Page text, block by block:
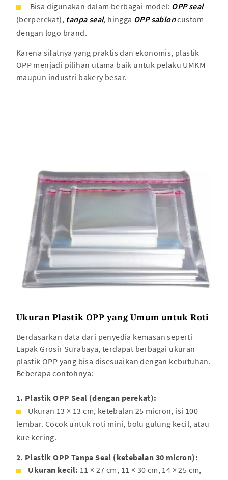
Bisa digunakan dalam berbagai model: OPP seal
(berperekat), tanpa seal, hingga OPP sabloncustom
dengan logo brand.
Karena sifatnya yang praktis dan ekonomis, plastik
OPP menjadi pilihan utama baik untuk pelaku UMKM
maupun industri bakery besar.
Ukuran Plastik OPP yang Umum untuk Roti
Berdasarkan data dari penyedia kemasan seperti
Lapak Grosir Surabaya, terdapat berbagai ukuran
plastik OPP yang bisa disesuaikan dengan kebutuhan.
Beberapa contohnya:
1. Plastik OPP Seal (dengan perekat):
Ukuran 13 × 13 cm, ketebalan 25 micron, isi 100
lembar. Cocok untuk roti mini, bolu gulung kecil, atau
kue kering.
2. Plastik OPP Tanpa Seal (ketebalan 30 micron):
Ukuran kecil: 11 × 27 cm, 11 × 30 cm, 14 × 25 cm,